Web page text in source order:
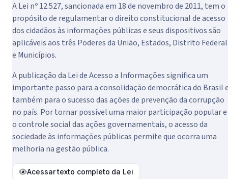
A Lei nº 12.527, sancionada em 18 de novembro de 2011, tem o
propósito de regulamentar o direito constitucional de acesso
dos cidadãos às informações públicas e seus dispositivos são
aplicáveis aos três Poderes da União, Estados, Distrito Federal
e Municípios.
A publicação da Lei de Acesso a Informações significa um
importante passo para a consolidação democrática do Brasil
também para o sucesso das ações de prevenção da corrupção
no país. Por tornar possível uma maior participação popular e
o controle social das ações governamentais, o acesso da
sociedade às informações públicas permite que ocorra uma
melhoria na gestão pública.
Acessar texto completo da Lei